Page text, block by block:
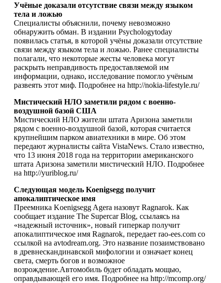
Учёные доказали отсутствие связи между языком
тела и ложью
Специалисты объяснили, почему невозможно
обнаружить обман. В издании Psychologytoday
появилась статья, в которой учёны доказали отсутствие
связи между языком тела и ложью. Ранее специалисты
полагали, что некоторые жесты человека могут
раскрыть неправдивость предоставляемой им
информации, однако, исследование помогло учёным
развеять этот миф. Подробнее на http://nokia-lifestyle.ru/
Мистический НЛО заметили рядом с военно-
воздушной базой США
Мистический НЛО жители штата Аризона заметили
рядом с военно-воздушной базой, которая считается
крупнейшим парком авиатехники в мире. Об этом
передают журналисты сайта VistaNews. Стало известно,
что 13 июня 2018 года на территории американского
штата Аризона заметили мистический НЛО. Подробнее
на http://yuriblog.ru/
Следующая модель Koenigsegg получит
апокалиптическое имя
Преемника Koenigsegg Agera назовут Ragnarok. Как
сообщает издание The Supercar Blog, ссылаясь на
«надежный источник», новый гиперкар получит
апокалиптическое имя Ragnarok, передает rao-ees.com со
ссылкой на avtodream.org. Это название позаимствовано
в древнескандинавской мифологии и означает конец
света, смерть богов и возможное
возрождение.Автомобиль будет обладать мощью,
оправдывающей его имя. Подробнее на http://mcomp.org/